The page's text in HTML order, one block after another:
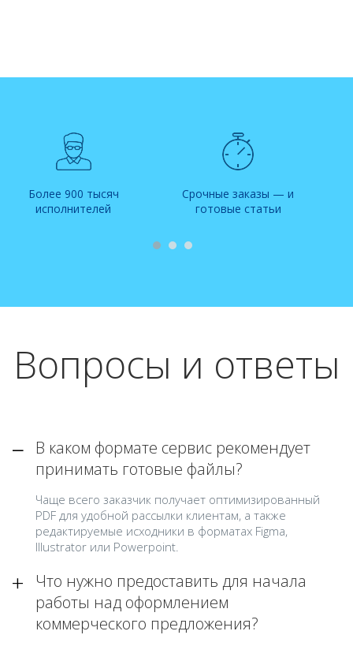
Более 900 тысяч
исполнителей
Срочные заказы — и
готовые статьи
Вопросы и ответы
В каком формате сервис рекомендует
принимать готовые файлы?
Чаще всего заказчик получает оптимизированный
PDF для удобной рассылки клиентам, а также
редактируемые исходники в форматах Figma,
Illustrator или Powerpoint.
Что нужно предоставить для начала
работы над оформлением
коммерческого предложения?